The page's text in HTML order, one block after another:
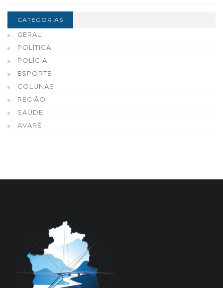
CATEGORIAS
GERAL
POLÍTICA
POLÍCIA
ESPORTE
COLUNAS
REGIÃO
SAÚDE
AVARÉ